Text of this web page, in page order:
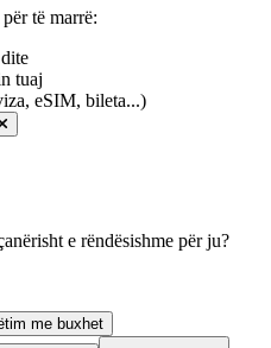
të marrë:
tuaj
eSIM, bileta...)
e rëndësishme për ju?
me buxhet